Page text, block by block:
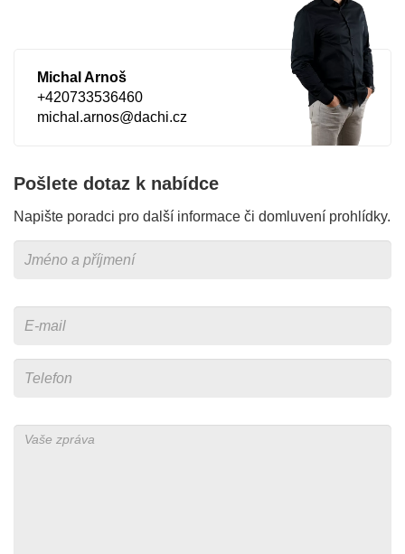
Michal Arnoš
+420733536460
michal.arnos@dachi.cz
Pošlete dotaz k nabídce
Napište poradci pro další informace či domluvení prohlídky.